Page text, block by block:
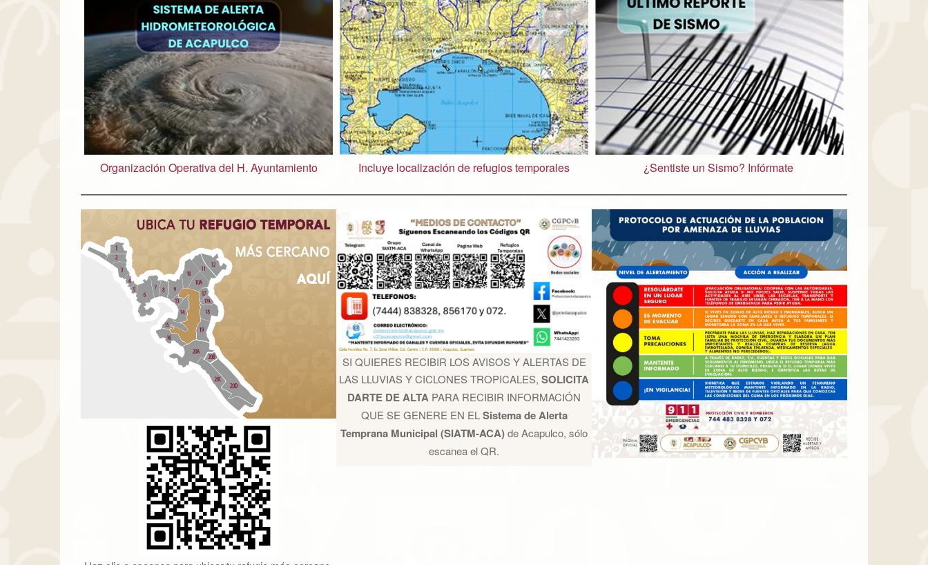
Organización Operativa del H. Ayuntamiento Incluye localización de refugios temporales ¿Sentiste un Sismo? Infórmate
SI QUIERES RECIBIR LOS AVISOS Y ALERTAS DE
LAS LLUVIAS Y CICLONES TROPICALES, SOLICITA
DARTE DE ALTA PARA RECIBIR INFORMACIÓN
QUE SE GENERE EN ELSistema de Alerta
Temprana Municipal (SIATM-ACA)de Acapulco, sólo
escanea el QR.